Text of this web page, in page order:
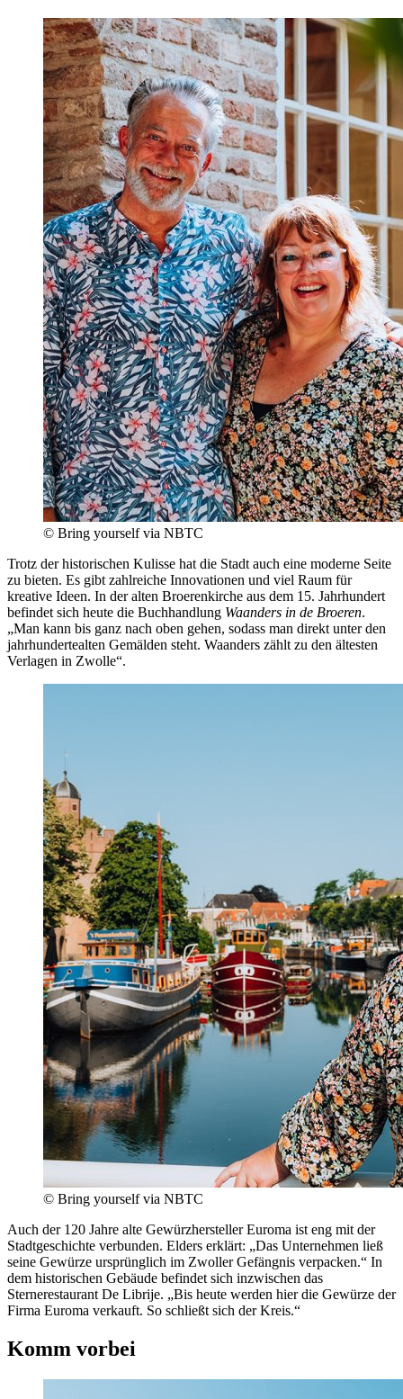
© Bring yourself via NBTC
Trotz der historischen Kulisse hat die Stadt auch eine moderne Seite
zu bieten. Es gibt zahlreiche Innovationen und viel Raum für
kreative Ideen. In der alten Broerenkirche aus dem 15. Jahrhundert
befindet sich heute die Buchhandlung Waanders in de Broeren.
„Man kann bis ganz nach oben gehen, sodass man direkt unter den
jahrhundertealten Gemälden steht. Waanders zählt zu den ältesten
Verlagen in Zwolle“.
© Bring yourself via NBTC
Auch der 120 Jahre alte Gewürzhersteller Euroma ist eng mit der
Stadtgeschichte verbunden. Elders erklärt: „Das Unternehmen ließ
seine Gewürze ursprünglich im Zwoller Gefängnis verpacken.“ In
dem historischen Gebäude befindet sich inzwischen das
Sternerestaurant De Librije. „Bis heute werden hier die Gewürze der
Firma Euroma verkauft. So schließt sich der Kreis.“
Komm vorbei